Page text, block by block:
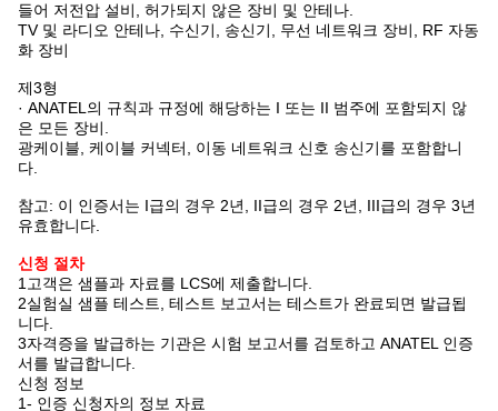
들어 저전압 설비, 허가되지 않은 장비 및 안테나.
TV 및 라디오 안테나, 수신기, 송신기, 무선 네트워크 장비, RF 자동
화 장비
제3형
· ANATEL의 규칙과 규정에 해당하는 I 또는 II 범주에 포함되지 않
은 모든 장비.
광케이블, 케이블 커넥터, 이동 네트워크 신호 송신기를 포함합니
다.
참고: 이 인증서는 I급의 경우 2년, II급의 경우 2년, III급의 경우 3년
유효합니다.
신청 절차
1고객은 샘플과 자료를 LCS에 제출합니다.
2실험실 샘플 테스트, 테스트 보고서는 테스트가 완료되면 발급됩
니다.
3자격증을 발급하는 기관은 시험 보고서를 검토하고 ANATEL 인증
서를 발급합니다.
신청 정보
1- 인증 신청자의 정보 자료